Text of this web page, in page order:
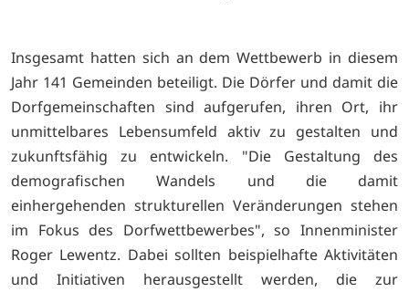
Insgesamt hatten sich an dem Wettbewerb in diesem
Jahr 141 Gemeinden beteiligt. Die Dörfer und damit die
Dorfgemeinschaften sind aufgerufen, ihren Ort, ihr
unmittelbares Lebensumfeld aktiv zu gestalten und
zukunftsfähig zu entwickeln. "Die Gestaltung des
demografischen Wandels und die damit
einhergehenden strukturellen Veränderungen stehen
im Fokus des Dorfwettbewerbes", so Innenminister
Roger Lewentz. Dabei sollten beispielhafte Aktivitäten
und Initiativen herausgestellt werden, die zur